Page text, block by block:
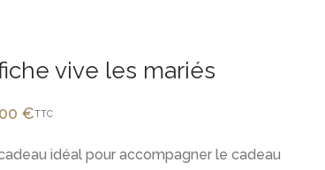
vive les mariés
€TTC
idéal pour accompagner le cadeau